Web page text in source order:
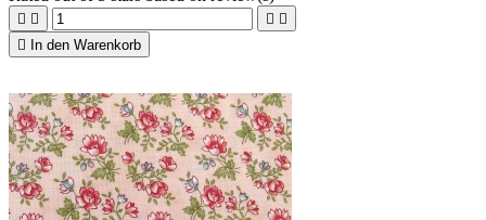
   

In den Warenkorb